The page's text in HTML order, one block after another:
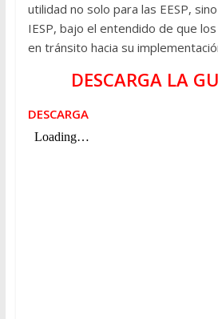
utilidad no solo para las EESP,
IESP, bajo el entendido de que
en tránsito hacia su
DESCARGA LA
DESCARGA